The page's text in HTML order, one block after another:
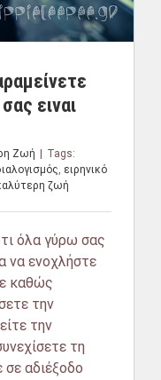
ειναι
Ζωή
Tags:
, ειρηνικό
ζωή
όλα γύρω σας
να ενοχλήστε
καθώς
την
την
τη
αδιέξοδο